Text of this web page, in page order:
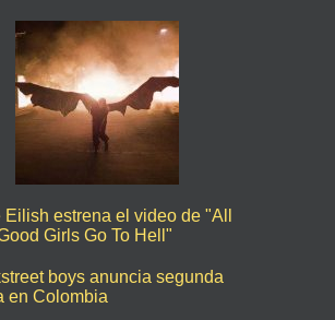
Eilish estrena el video de "All
Girls Go To Hell"
boys anuncia segunda
en Colombia